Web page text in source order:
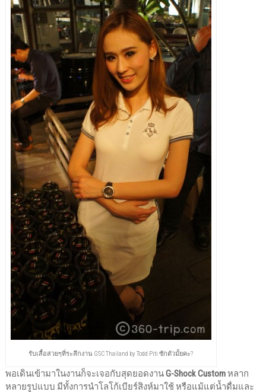
รับเสื้อสวยๆที่ระลึกงาน GSC Thailand by Todd Piti ซักตัวมั้ยคะ?
พอเดินเข้ามาในงานก็จะเจอกับสุดยอดงานG-Shock Customหลาก
หลายรูปแบบ มีทั้งการนำโลโก้เบียร์สิงห์มาใช้ หรือแม้แต่น้ำดื่มและ